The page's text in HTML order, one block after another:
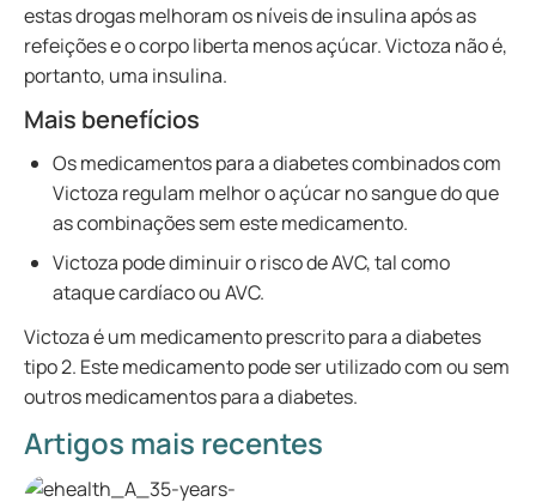
estas drogas melhoram os níveis de insulina após as
refeições e o corpo liberta menos açúcar. Victoza não é,
portanto, uma insulina.
Mais benefícios
Os medicamentos para a diabetes combinados com
Victoza regulam melhor o açúcar no sangue do que
as combinações sem este medicamento.
Victoza pode diminuir o risco de AVC, tal como
ataque cardíaco ou AVC.
Victoza é um medicamento prescrito para a diabetes
tipo 2. Este medicamento pode ser utilizado com ou sem
outros medicamentos para a diabetes.
Artigos mais recentes